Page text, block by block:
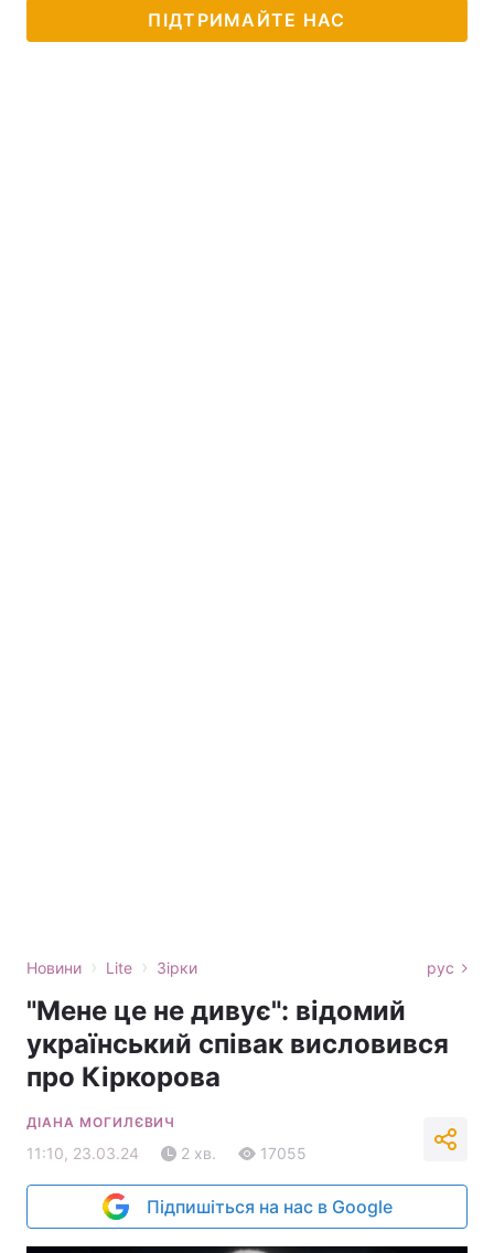
ПІДТРИМАЙТЕ НАС
Новини › Lite › Зірки рус
"Мене це не дивує": відомий
український співак висловився
про Кіркорова
ДІАНА МОГИЛЄВИЧ
11:10, 23.03.24 2 хв. 17055
Підпишіться на нас в Google